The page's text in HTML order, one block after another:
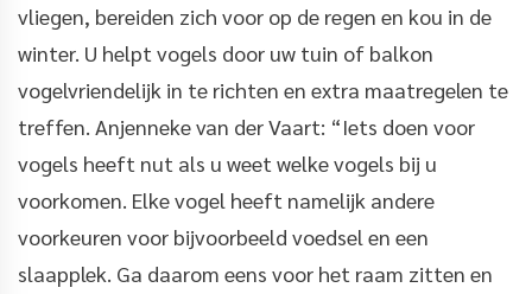
vliegen, bereiden zich voor op de regen en kou in de
winter. U helpt vogels door uw tuin of balkon
vogelvriendelijk in te richten en extra maatregelen te
treffen. Anjenneke van der Vaart: “Iets doen voor
vogels heeft nut als u weet welke vogels bij u
voorkomen. Elke vogel heeft namelijk andere
voorkeuren voor bijvoorbeeld voedsel en een
slaapplek. Ga daarom eens voor het raam zitten en